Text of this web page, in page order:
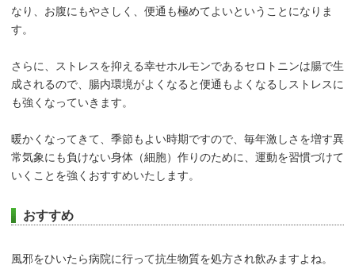
なり、お腹にもやさしく、便通も極めてよいということになりま
す。
さらに、ストレスを抑える幸せホルモンであるセロトニンは腸で生
成されるので、腸内環境がよくなると便通もよくなるしストレスに
も強くなっていきます。
暖かくなってきて、季節もよい時期ですので、毎年激しさを増す異
常気象にも負けない身体（細胞）作りのために、運動を習慣づけて
いくことを強くおすすめいたします。
おすすめ
風邪をひいたら病院に行って抗生物質を処方され飲みますよね。